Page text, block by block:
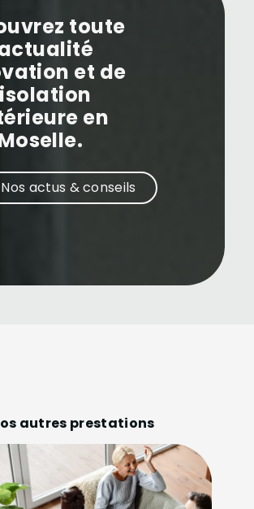
toute
et de
en
Nos actus & conseils
autres prestations